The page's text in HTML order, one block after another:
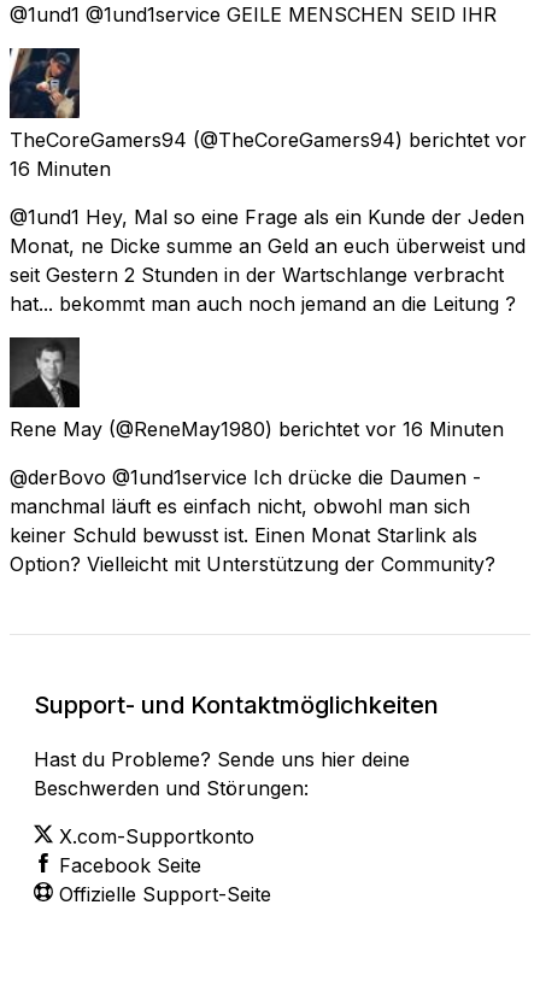
@1und1 @1und1service GEILE MENSCHEN SEID IHR
TheCoreGamers94 (@TheCoreGamers94) berichtet vor
16 Minuten
@1und1 Hey, Mal so eine Frage als ein Kunde der Jeden
Monat, ne Dicke summe an Geld an euch überweist und
seit Gestern 2 Stunden in der Wartschlange verbracht
hat... bekommt man auch noch jemand an die Leitung ?
Rene May (@ReneMay1980) berichtet vor 16 Minuten
@derBovo @1und1service Ich drücke die Daumen -
manchmal läuft es einfach nicht, obwohl man sich
keiner Schuld bewusst ist. Einen Monat Starlink als
Option? Vielleicht mit Unterstützung der Community?
Support- und Kontaktmöglichkeiten
Hast du Probleme? Sende uns hier deine
Beschwerden und Störungen:
X.com-Supportkonto
Facebook Seite
Offizielle Support-Seite